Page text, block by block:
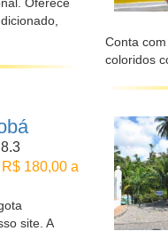
Conta
coloridos
180,00 a
site. A